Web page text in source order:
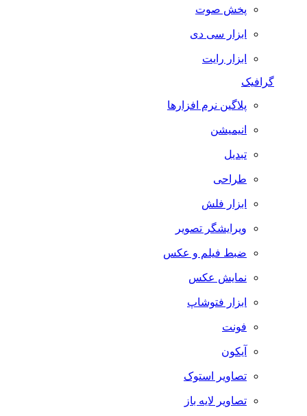
پخش صوت
ابزار سی دی
ابزار رایت
گرافیک
پلاگین نرم افزارها
انیمیشن
تبدیل
طراحی
ابزار فلش
ویرایشگر تصویر
ضبط فيلم و عكس
نمایش عکس
ابزار فتوشاپ
فونت
آیکون
تصاویر استوک
تصاویر لایه باز